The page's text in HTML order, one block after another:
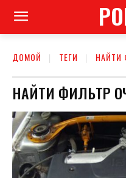
ДОМОЙ ТЕГИ
НАЙТИ ФИЛЬТР